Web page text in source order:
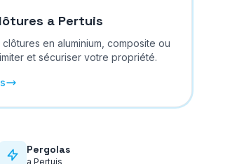
a Pertuis
en aluminium, composite ou
et sécuriser votre propriété.
Pergolas
a Pertuis